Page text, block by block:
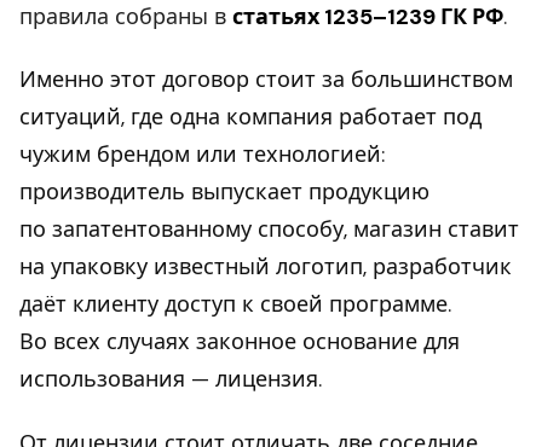
правила собраны в статьях 1235–1239 ГК РФ.
Именно этот договор стоит за большинством
ситуаций, где одна компания работает под
чужим брендом или технологией:
производитель выпускает продукцию
по запатентованному способу, магазин ставит
на упаковку известный логотип, разработчик
даёт клиенту доступ к своей программе.
Во всех случаях законное основание для
использования — лицензия.